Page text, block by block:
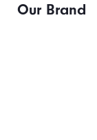
Our Brand